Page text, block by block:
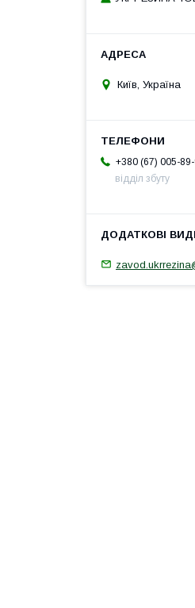
Київ, Україна
+380 (67) 005-
відділ збуту